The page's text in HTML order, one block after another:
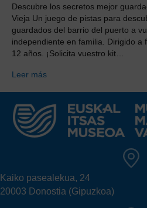
Descubre los secretos mejor
Vieja Un juego de pistas para
guardados del barrio del puerto a
independiente en familia. Dirigido a
12 años. ¡Solicita vuestro kit…
Leer más
Kaiko pasealekua, 24
20003 Donostia (Gipuzkoa)